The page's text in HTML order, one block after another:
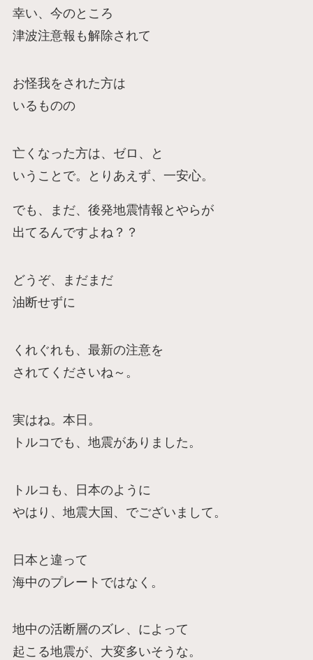
幸い、今のところ
津波注意報も解除されて
お怪我をされた方は
いるものの
亡くなった方は、ゼロ、と
いうことで。とりあえず、一安心。
でも、まだ、後発地震情報とやらが
出てるんですよね？？
どうぞ、まだまだ
油断せずに
くれぐれも、最新の注意を
されてくださいね～。
実はね。本日。
トルコでも、地震がありました。
トルコも、日本のように
やはり、地震大国、でございまして。
日本と違って
海中のプレートではなく。
地中の活断層のズレ、によって
起こる地震が、大変多いそうな。